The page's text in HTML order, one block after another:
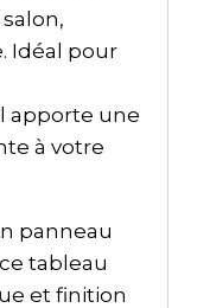
Idéal pour
apporte une
à votre
panneau
tableau
et finition